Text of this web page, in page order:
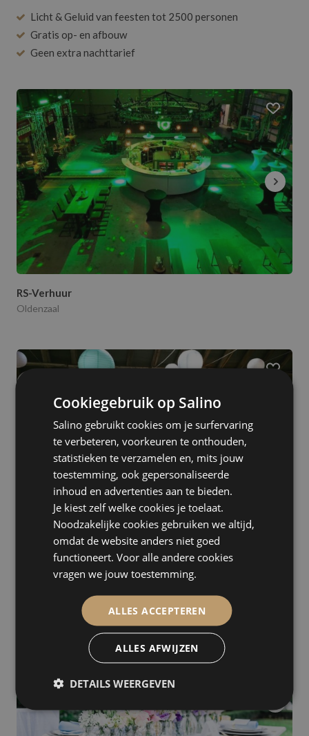
Toiletwagens
Ballonnen
Bloemen en planten
24 25 26 27 28 29 30
Communiefeest
Bedrijfsfeest
Personeelsfeest
Productpresentatie
Huwelijksjubileum
Licht & Geluid van feesten tot 2500 personen
Gratis op- en afbouw
Geen extra nachttarief
RS-Verhuur
Oldenzaal
Accent Steigerhout Verhuur
Cookiegebruik op Salino
Salino gebruikt cookies om je surfervaring
te verbeteren, voorkeuren te onthouden,
statistieken te verzamelen en, mits jouw
toestemming, ook gepersonaliseerde
inhoud en advertenties aan te bieden.
Je kiest zelf welke cookies je toelaat.
Noodzakelijke cookies gebruiken we altijd,
omdat de website anders niet goed
functioneert. Voor alle andere cookies
vragen we jouw toestemming.
ALLES ACCEPTEREN
ALLES AFWIJZEN
DETAILS WEERGEVEN